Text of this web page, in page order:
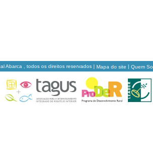
Abarca , todos os direitos reservados | Mapa do site | Quem